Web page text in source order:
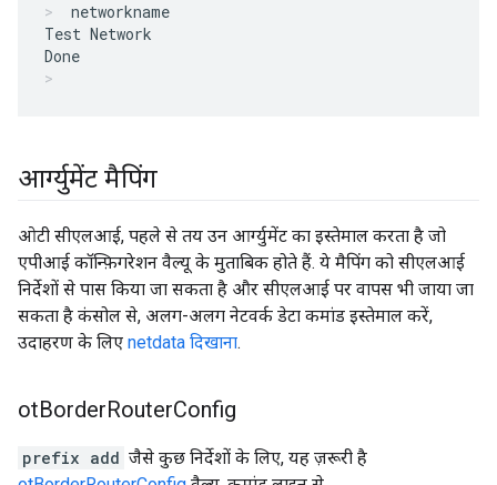
networkname
Test Network
आर्ग्युमेंट मैपिंग
ओटी सीएलआई, पहले से तय उन आर्ग्युमेंट का इस्तेमाल करता है जो
एपीआई कॉन्फ़िगरेशन वैल्यू के मुताबिक होते हैं. ये मैपिंग को सीएलआई
निर्देशों से पास किया जा सकता है और सीएलआई पर वापस भी जाया जा
सकता है कंसोल से, अलग-अलग नेटवर्क डेटा कमांड इस्तेमाल करें,
उदाहरण के लिए netdata दिखाना.
otBorderRouterConfig
prefix add जैसे कुछ निर्देशों के लिए, यह ज़रूरी है